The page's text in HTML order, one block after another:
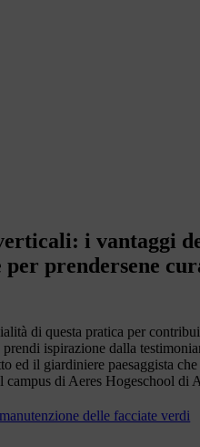
i vantaggi
per prendersene
di questa pratica per
ispirazione dalla
ed il giardiniere paesaggista
campus di Aeres Hogeschool di
delle facciate verdi